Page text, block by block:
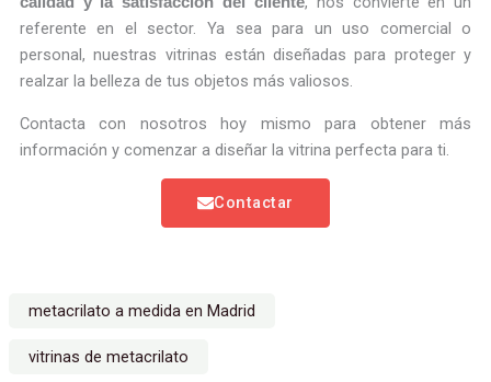
referente en el sector. Ya sea para un uso comercial o
personal, nuestras vitrinas están diseñadas para proteger y
realzar la belleza de tus objetos más valiosos.
Contacta con nosotros hoy mismo para obtener más
información y comenzar a diseñar la vitrina perfecta para ti.
Contactar
metacrilato a medida en Madrid
vitrinas de metacrilato